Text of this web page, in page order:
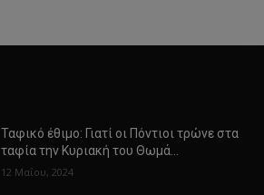
Ταφικό έθιμο: Γιατί οι Πόντιοι τρώνε στα
ταφία την Κυριακή του Θωμά…
12 Μαΐου, 2024